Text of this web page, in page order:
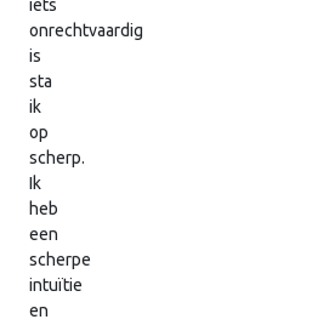
iets
onrechtvaardig
is
sta
ik
op
scherp.
Ik
heb
een
scherpe
intuïtie
en